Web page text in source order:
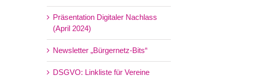
Präsentation Digitaler Nachlass
(April 2024)
Newsletter „Bürgernetz-Bits“
DSGVO: Linkliste für Vereine